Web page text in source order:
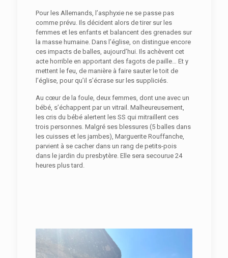
Pour les Allemands, l’asphyxie ne se passe pas
comme prévu. Ils décident alors de tirer sur les
femmes et les enfants et balancent des grenades sur
la masse humaine. Dans l’église, on distingue encore
ces impacts de balles, aujourd’hui. Ils achèvent cet
acte horrible en apportant des fagots de paille… Et y
mettent le feu, de manière à faire sauter le toit de
l’église, pour qu’il s’écrase sur les suppliciés.
Au cœur de la foule, deux femmes, dont une avec un
bébé, s’échappent par un vitrail. Malheureusement,
les cris du bébé alertent les SS qui mitraillent ces
trois personnes. Malgré ses blessures (5 balles dans
les cuisses et les jambes), Marguerite Rouffanche,
parvient à se cacher dans un rang de petits-pois
dans le jardin du presbytère. Elle sera secourue 24
heures plus tard.